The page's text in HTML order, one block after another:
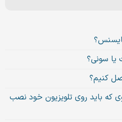
یا سونی؟
کنیم؟
وی که باید روی تلویزیون خود نصب